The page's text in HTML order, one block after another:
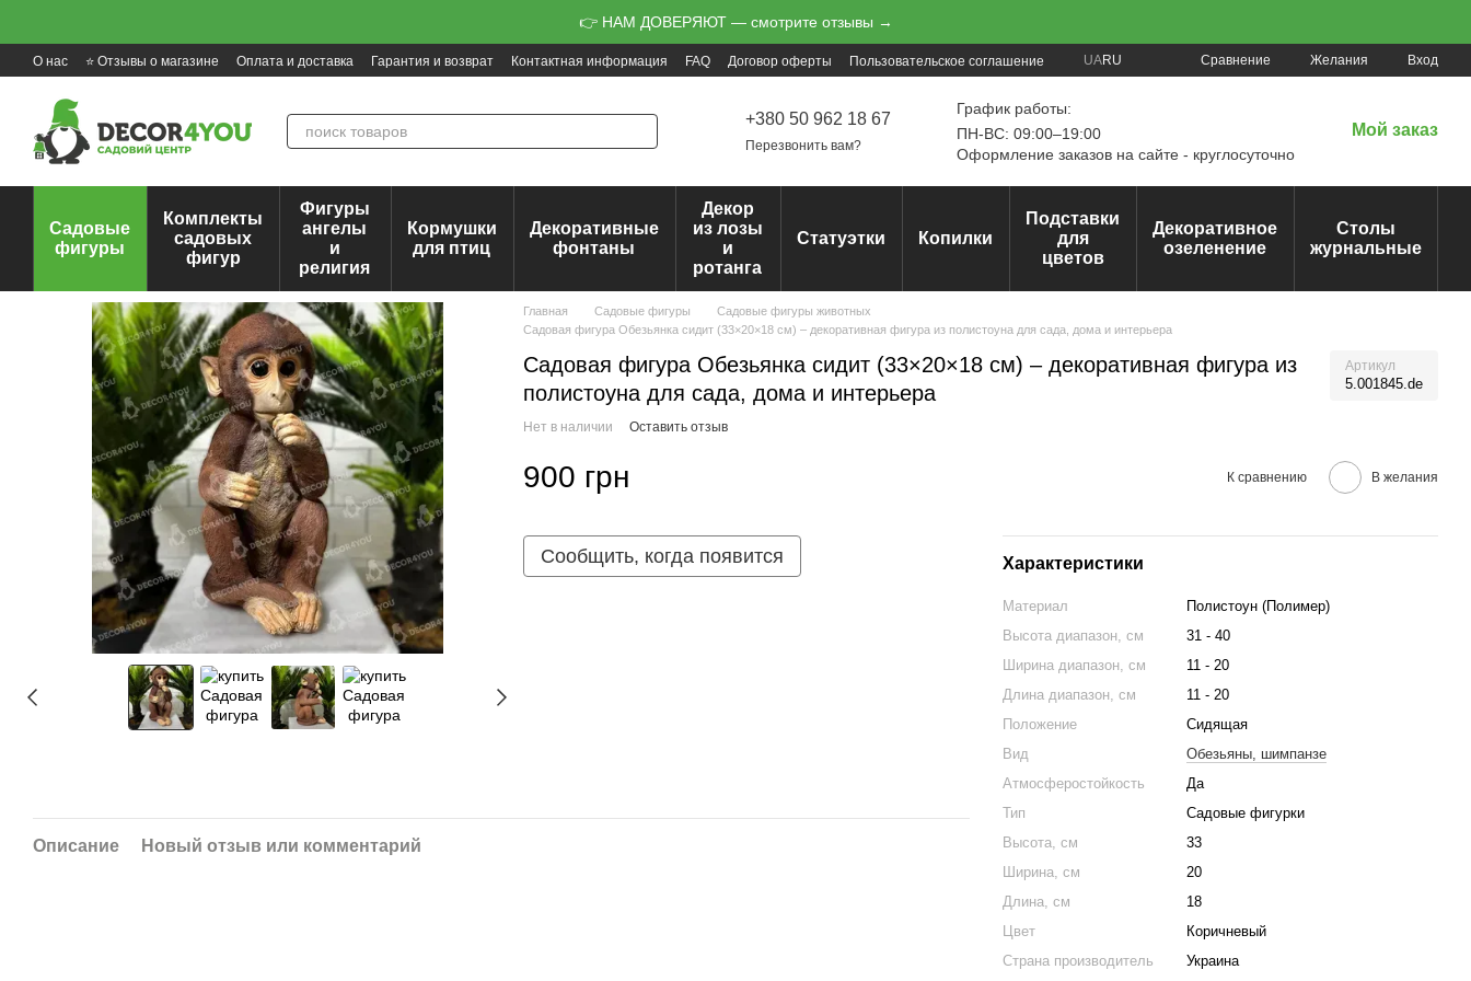
👉 НАМ ДОВЕРЯЮТ — смотрите отзывы →
О нас ⭐ Отзывы о магазине Оплата и доставка Гарантия и возврат Контактная информация FAQ Договор оферты Пользовательское соглашение UARU Сравнение Желания Вход
+380 50 962 18 67
Перезвонить вам?
График работы:
ПН-ВС: 09:00–19:00
Оформление заказов на сайте - круглосуточно
Мой заказ
Садовые
фигуры
Комплекты
садовых
фигур
Фигуры
ангелы
и
религия
Кормушки
для птиц
Декоративные
фонтаны
Декор
из лозы
и
ротанга
Статуэтки Копилки
Подставки
для
цветов
Декоративное
озеленение
Столы
журнальные
Главная Садовые фигуры
Садовые фигуры животных
Садовая фигура Обезьянка сидит (33×20×18 см) – декоративная фигура из полистоуна для сада, дома и интерьера
Садовая фигура Обезьянка сидит (33×20×18 см) – декоративная фигура из
полистоуна для сада, дома и интерьера
Артикул
5.001845.de
Нет в наличии Оставить отзыв
900 грн К сравнению В желания
Сообщить, когда появится Характеристики
Материал
Полистоун (Полимер)
Высота диапазон, см
31 - 40
Ширина диапазон, см
11 - 20
Длина диапазон, см
11 - 20
Положение
Сидящая
Вид
Обезьяны, шимпанзе
Атмосферостойкость
Да
Тип
Садовые фигурки
Высота, см
33
Ширина, см
20
Длина, см
18
Цвет
Коричневый
Страна производитель
Украина
Описание Новый отзыв или комментарий